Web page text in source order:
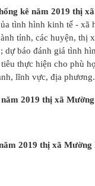
kê năm 2019 thị
tình hình kinh tế - xã
tỉnh, các huyện, thị
dự báo đánh giá tình
thực hiện cho phù
lĩnh vực, địa
2019 thị xã
2019 thị xã Mường
chung xây
Quy hoạch